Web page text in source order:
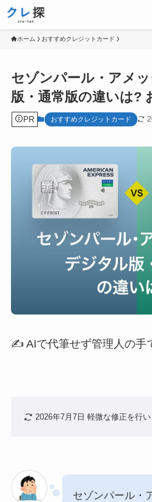
ホーム おすすめクレジットカード
セゾンパール・アメ
版・通常版の違いは?
PR おすすめクレジットカード
✍️ AIで代筆せず管理人の手
2026年7月7日 軽微な修正を行い
セゾンパール・